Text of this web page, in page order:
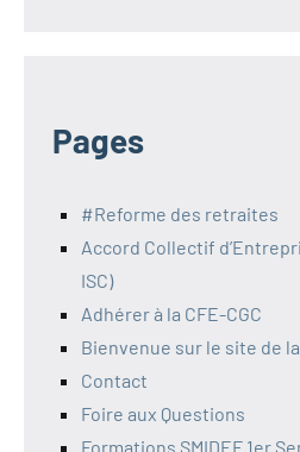
Pages
#Reforme des retraites
Accord Collectif
ISC)
Adhérer à la CFE-CGC
Bienvenue sur le site de
Contact
Foire aux Questions
Formations SMIDEF 1er